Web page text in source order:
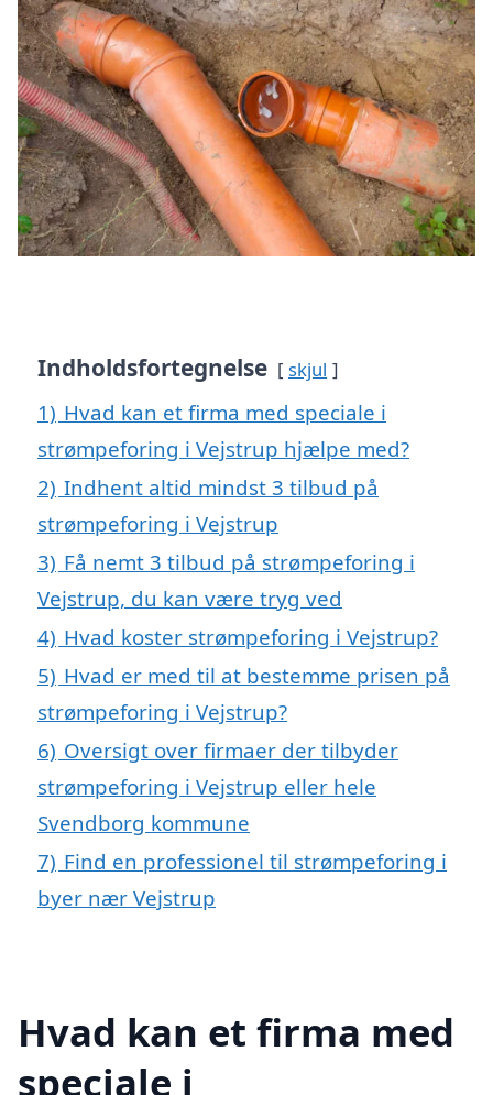
Indholdsfortegnelse skjul
1) Hvad kan et firma med speciale i
strømpeforing i Vejstrup hjælpe med?
2) Indhent altid mindst 3 tilbud på
strømpeforing i Vejstrup
3) Få nemt 3 tilbud på strømpeforing i
Vejstrup, du kan være tryg ved
4) Hvad koster strømpeforing i Vejstrup?
5) Hvad er med til at bestemme prisen på
strømpeforing i Vejstrup?
6) Oversigt over firmaer der tilbyder
strømpeforing i Vejstrup eller hele
Svendborg kommune
7) Find en professionel til strømpeforing i
byer nær Vejstrup
Hvad kan et firma med
speciale i